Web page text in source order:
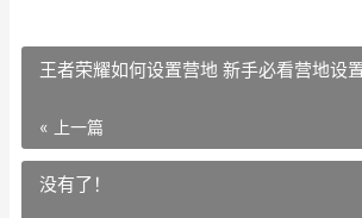
王者荣耀如何设置营地 新手必看营地设
« 上一篇
没有了！